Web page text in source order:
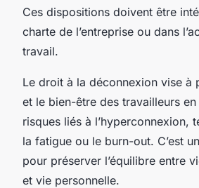
Ces dispositions doivent être
charte de l’entreprise ou dans
travail.
Le droit à la déconnexion vise à
et le bien-être des travailleurs
risques liés à l’hyperconnexion,
la fatigue ou le burn-out. C’est
pour préserver l’équilibre entre
et vie personnelle.